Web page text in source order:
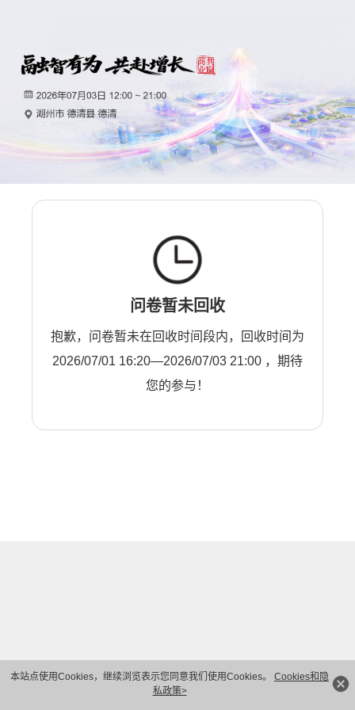
本站点使用Cookies，继续浏览表示您同意我们使用Cookies。 Cookies和隐
私政策>
问卷暂未回收
抱歉，问卷暂未在回收时间段内，回收时间为
2026/07/01 16:20—2026/07/03 21:00 ，期待
您的参与！